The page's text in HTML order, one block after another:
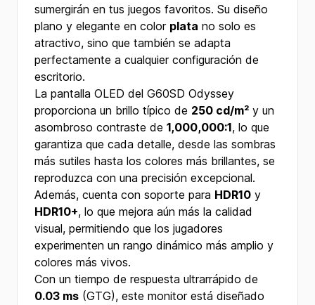
sumergirán en tus juegos favoritos. Su diseño
plano y elegante en color plata no solo es
atractivo, sino que también se adapta
perfectamente a cualquier configuración de
escritorio.
La pantalla OLED del G60SD Odyssey
proporciona un brillo típico de 250 cd/m² y un
asombroso contraste de 1,000,000:1, lo que
garantiza que cada detalle, desde las sombras
más sutiles hasta los colores más brillantes, se
reproduzca con una precisión excepcional.
Además, cuenta con soporte para HDR10 y
HDR10+, lo que mejora aún más la calidad
visual, permitiendo que los jugadores
experimenten un rango dinámico más amplio y
colores más vivos.
Con un tiempo de respuesta ultrarrápido de
0.03 ms (GTG), este monitor está diseñado